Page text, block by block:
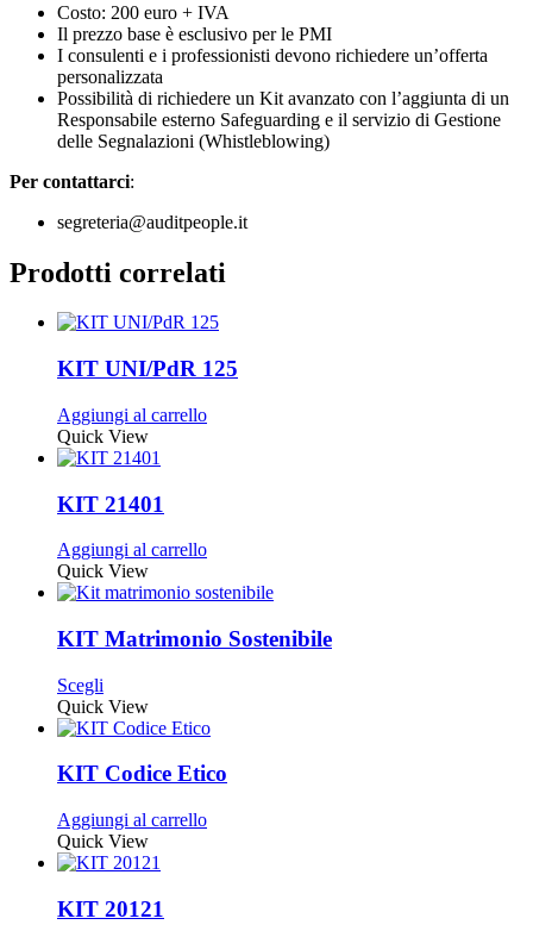
Costo: 200 euro + IVA
Il prezzo base è esclusivo per le PMI
I consulenti e i professionisti devono richiedere un’offerta
personalizzata
Possibilità di richiedere un Kit avanzato con l’aggiunta di un
Responsabile esterno Safeguarding e il servizio di Gestione
delle Segnalazioni (Whistleblowing)
Per contattarci:
segreteria@auditpeople.it
Prodotti correlati
KIT UNI/PdR 125
Aggiungi al carrello
Quick View
KIT 21401
Aggiungi al carrello
Quick View
KIT Matrimonio Sostenibile
Scegli
prodotto
ha
varianti.
opzioni
possono
essere
scelte
nella
pagina
Quick View
KIT Codice Etico
Aggiungi al carrello
Quick View
KIT 20121